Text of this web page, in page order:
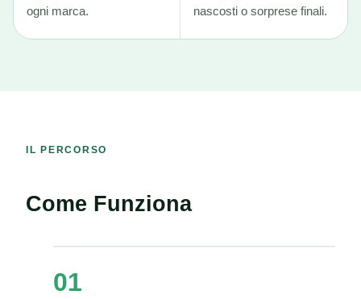
ogni marca.
nascosti o sorprese finali.
IL PERCORSO
Come Funziona
01